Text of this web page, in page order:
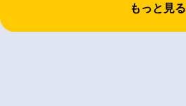
もっと見る